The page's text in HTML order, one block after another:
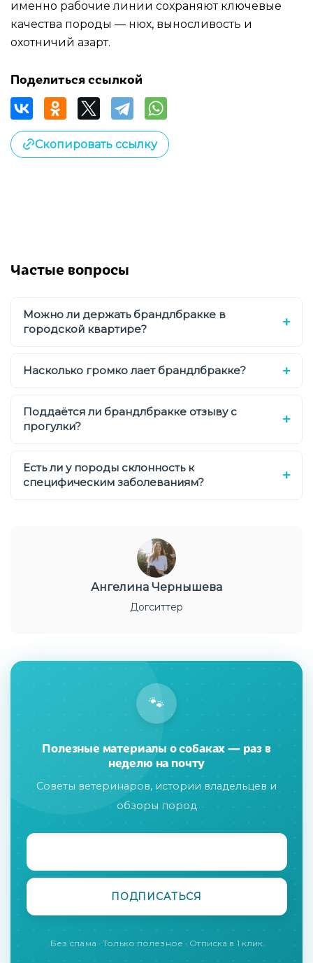
именно рабочие линии сохраняют ключевые
качества породы — нюх, выносливость и
охотничий азарт.
Поделиться ссылкой
Скопировать ссылку
Частые вопросы
Можно ли держать брандлбракке в
городской квартире?
Насколько громко лает брандлбракке?
Поддаётся ли брандлбракке отзыву с
прогулки?
Есть ли у породы склонность к
специфическим заболеваниям?
Ангелина Чернышева
Догситтер
🐾
Полезные материалы о собаках — раз в
неделю на почту
Советы ветеринаров, истории владельцев и
обзоры пород
Без спама · Только полезное · Отписка в 1 клик